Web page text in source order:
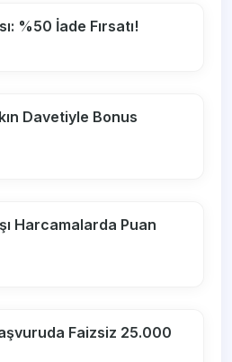
%50 İade Fırsatı!
Davetiyle Bonus
Harcamalarda Puan
Faizsiz 25.000